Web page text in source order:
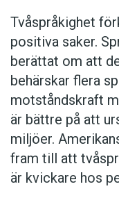
Tvåspråkighet
positiva saker.
berättat om att
behärskar flera
motståndskraft
är bättre på att
miljöer.
fram till att
är kvickare hos